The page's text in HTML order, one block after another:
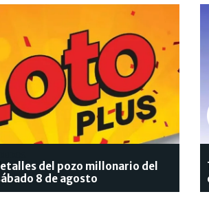
del pozo millonario del
8 de agosto